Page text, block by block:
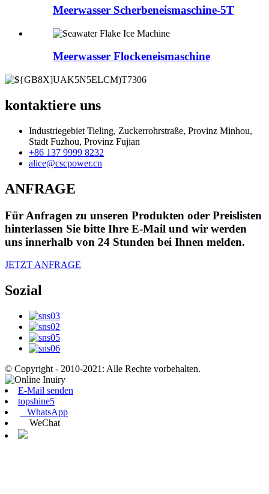
Meerwasser Scherbeneismaschine-5T
Meerwasser Flockeneismaschine
kontaktiere uns
Industriegebiet Tieling, Zuckerrohrstraße, Provinz Minhou,
Stadt Fuzhou, Provinz Fujian
+86 137 9999 8232
alice@cscpower.cn
ANFRAGE
Für Anfragen zu unseren Produkten oder Preislisten
hinterlassen Sie bitte Ihre E-Mail und wir werden
uns innerhalb von 24 Stunden bei Ihnen melden.
JETZT ANFRAGE
Sozial
© Copyright - 2010-2021: Alle Rechte vorbehalten.
E-Mail senden
topshine5
WhatsApp
WeChat